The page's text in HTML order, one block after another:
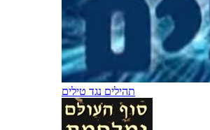
תהילים נגד טילים